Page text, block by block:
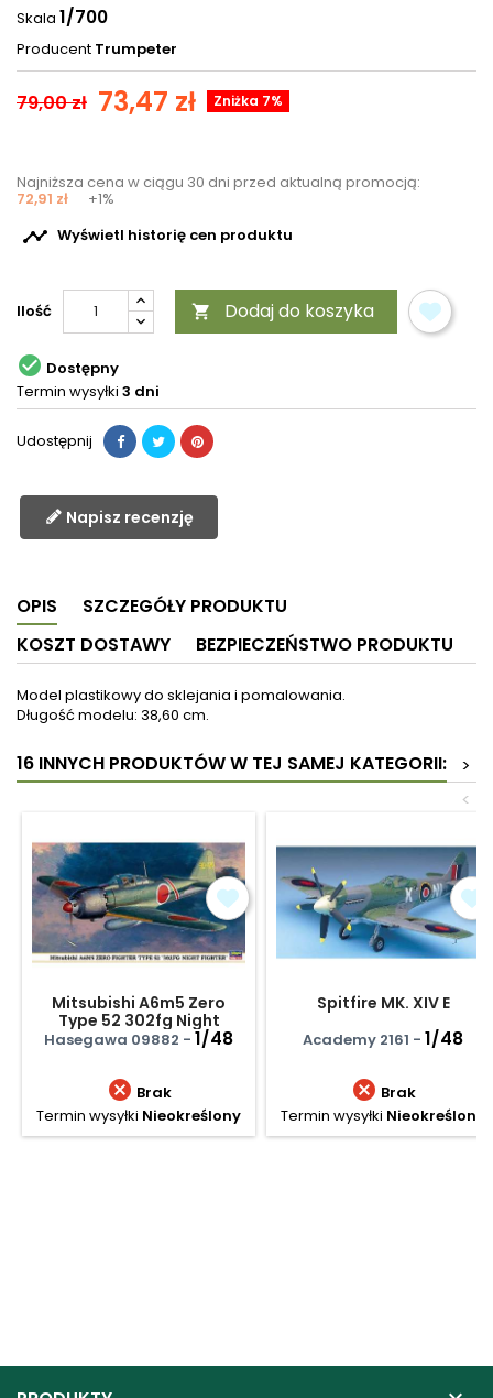
Skala 1/700
Producent Trumpeter
79,00 zł 73,47 zł Zniżka 7%
Najniższa cena w ciągu 30 dni przed aktualną promocją:
72,91 zł +1%
 Wyświetl historię cen produktu
Ilość  Dodaj do koszyka
 Dostępny
Termin wysyłki 3 dni
Udostępnij
Napisz recenzję
OPIS
SZCZEGÓŁY PRODUKTU
KOSZT DOSTAWY
BEZPIECZEŃSTWO PRODUKTU
Model plastikowy do sklejania i pomalowania.
Długość modelu: 38,60 cm.
16 INNYCH PRODUKTÓW W TEJ SAMEJ KATEGORII:
>
<
Mitsubishi A6m5 Zero
Type 52 302fg Night
Fighter
Hasegawa 09882 - 1/48
 Brak
Termin wysyłki Nieokreślony
Spitfire MK. XIV E
Academy 2161 - 1/48
 Brak
Termin wysyłki Nieokreślony